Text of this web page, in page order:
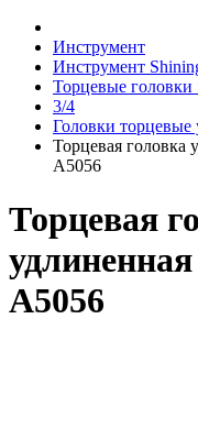
Инструмент
Инструмент
Торцевые головки
3/4
Головки
Торцевая головка
A5056
Торцевая
A5056